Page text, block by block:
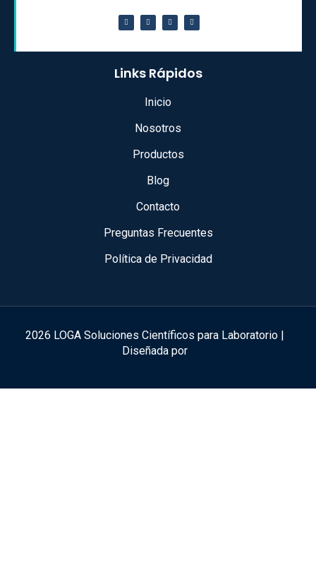
Links Rápidos
Inicio
Nosotros
Productos
Blog
Contacto
Preguntas Frecuentes
Política de Privacidad
2026 LOGA Soluciones Científicos para Laboratorio |
Diseñada por